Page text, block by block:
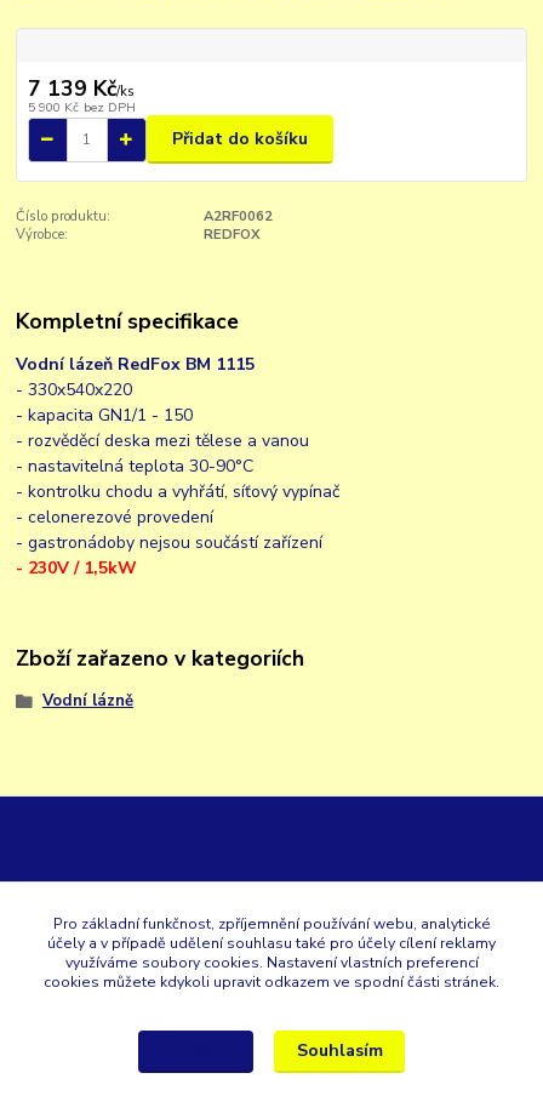
7 139 Kč/ks
5 900 Kč bez DPH
Přidat do košíku
Číslo produktu:
A2RF0062
Výrobce:
REDFOX
Kompletní specifikace
Vodní lázeň RedFox BM 1115
- 330x540x220
- kapacita GN1/1 - 150
- rozvěděcí deska mezi tělese a vanou
- nastavitelná teplota 30-90°C
- kontrolku chodu a vyhřátí, síťový vypínač
- celonerezové provedení
- gastronádoby nejsou součástí zařízení
- 230V / 1,5kW
Zboží zařazeno v kategoriích
Vodní lázně
+420 353 567 257
Pro základní funkčnost, zpříjemnění používání webu, analytické
účely a v případě udělení souhlasu také pro účely cílení reklamy
využíváme soubory cookies. Nastavení vlastních preferencí
cookies můžete kdykoli upravit odkazem ve spodní části stránek.
Souhlasím